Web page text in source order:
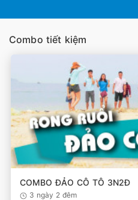
Combo tiết kiệm
COMBO ĐẢO CÔ TÔ 3N2Đ
3 ngày 2 đêm